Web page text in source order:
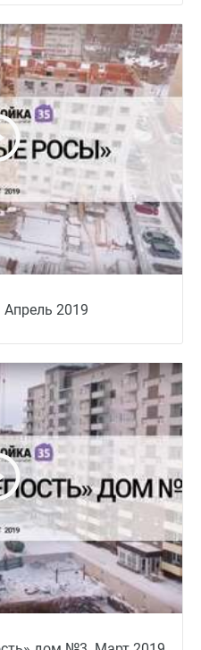
2019